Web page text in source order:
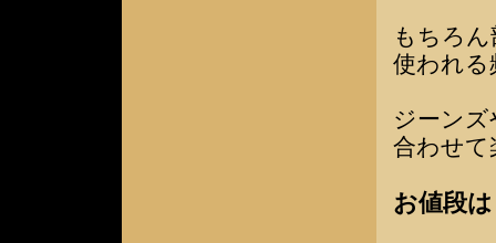
もちろ
使われる
ジーン
合わせ
お値段